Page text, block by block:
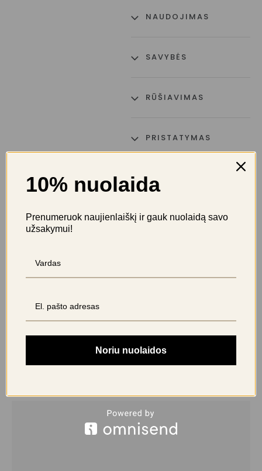
NAUDOJIMAS
SAVYBĖS
RŪŠIAVIMAS
PRISTATYMAS
Atsiliepimai
10% nuolaida
Prenumeruok naujienlaiškį ir gauk nuolaidą savo
užsakymui!
Noriu nuolaidos